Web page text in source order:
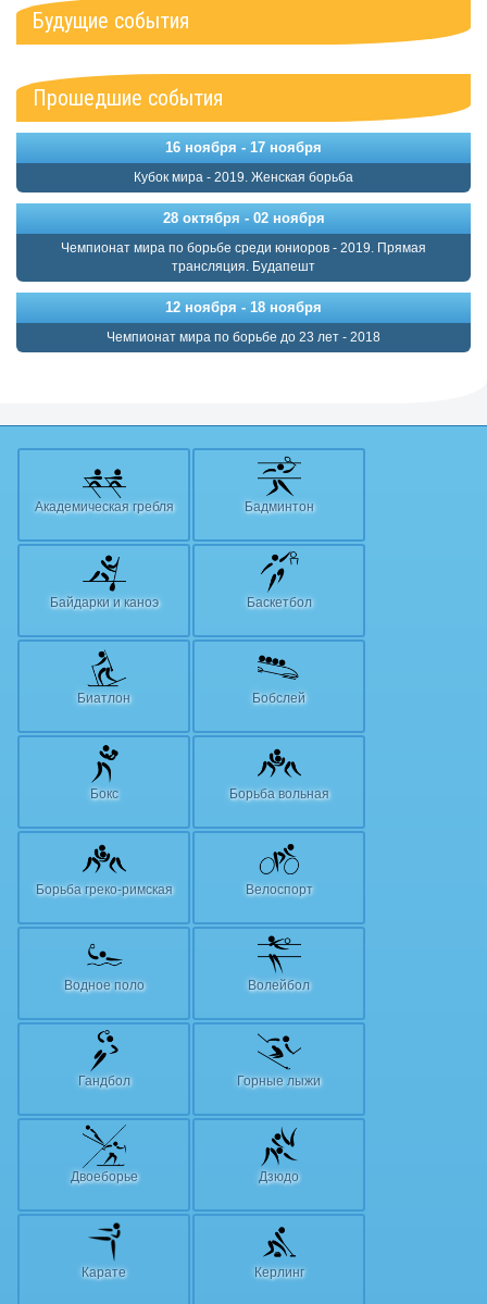
Будущие события
Прошедшие события
16 ноября - 17 ноября
Кубок мира - 2019. Женская борьба
28 октября - 02 ноября
Чемпионат мира по борьбе среди юниоров - 2019. Прямая
трансляция. Будапешт
12 ноября - 18 ноября
Чемпионат мира по борьбе до 23 лет - 2018
Академическая гребля Бадминтон
Байдарки и каноэ Баскетбол
Биатлон Бобслей
Бокс Борьба вольная
Борьба греко-римская Велоспорт
Водное поло Волейбол
Гандбол Горные лыжи
Двоеборье Дзюдо
Карате Керлинг